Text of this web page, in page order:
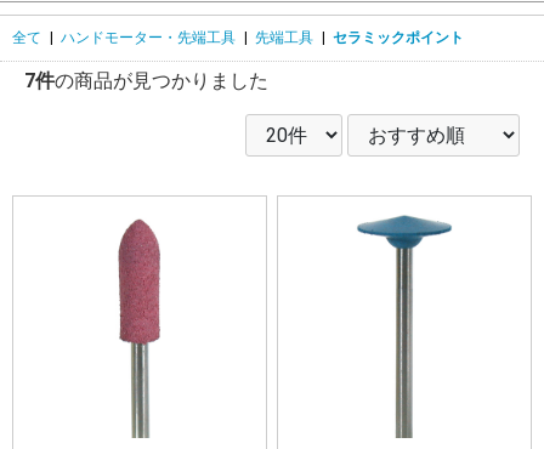
全て | ハンドモーター・先端工具 | 先端工具 | セラミックポイント
7件の商品が見つかりました